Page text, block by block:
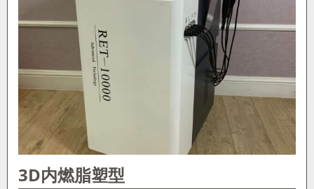
3D内燃脂塑型